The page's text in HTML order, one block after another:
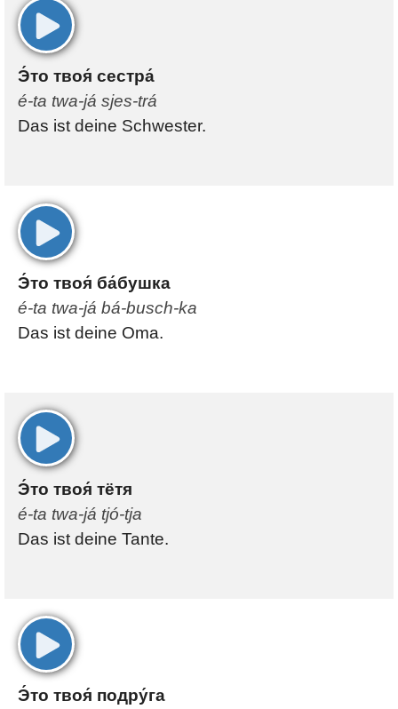
00:00
Э́то твоя́ сестра́
é-ta twa-já sjes-trá
Das ist deine Schwester.
00:00
Э́то твоя́ ба́бушка
é-ta twa-já bá-busch-ka
Das ist deine Oma.
00:00
Э́то твоя́ тётя
é-ta twa-já tjó-tja
Das ist deine Tante.
00:00
Э́то твоя́ подру́га